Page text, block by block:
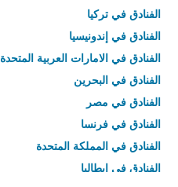
الفنادق في تركيا
الفنادق في إندونيسيا
الفنادق في الامارات العربية المتحدة
الفنادق في البحرين
الفنادق في مصر
الفنادق في فرنسا
الفنادق في المملكة المتحدة
الفنادق في إيطاليا